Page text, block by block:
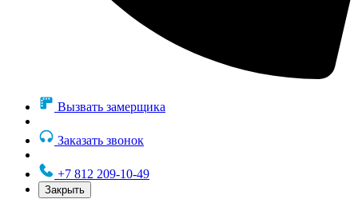
Вызвать замерщика
Заказать звонок
+7 812 209-10-49
Закрыть